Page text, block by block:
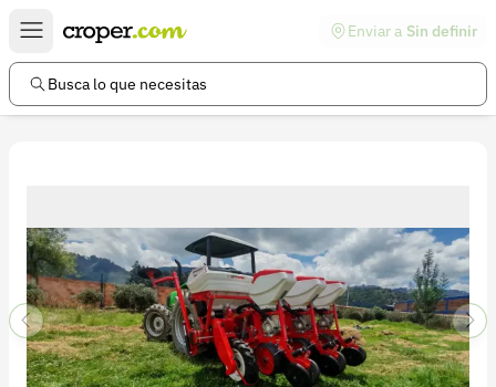
Enviar a Sin definir
Busca lo que necesitas
Enlaces de interés
Preguntas frecuentes
Términos y condiciones
Política de devoluciones
Política de privacidad
Cuenta